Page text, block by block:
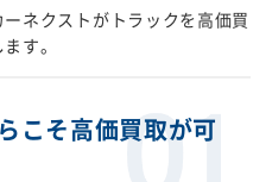
ネクストがトラックを高価買
す。
こそ高価買取が可